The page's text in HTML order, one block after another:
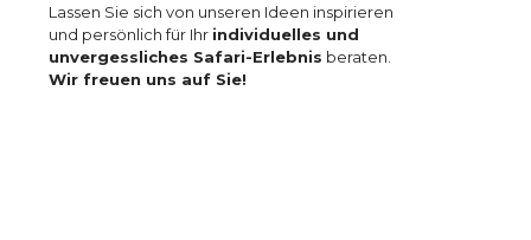
Lassen Sie sich von unseren Ideen inspirieren
und persönlich für Ihr individuelles und
unvergessliches Safari-Erlebnis beraten.
Wir freuen uns auf Sie!